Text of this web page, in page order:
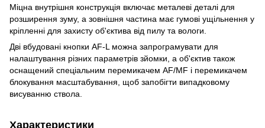
Міцна внутрішня конструкція включає металеві деталі для
розширення зуму, а зовнішня частина має гумові ущільнення у
кріпленні для захисту об'єктива від пилу та вологи.
Дві вбудовані кнопки AF-L можна запрограмувати для
налаштування різних параметрів зйомки, а об'єктив також
оснащений спеціальним перемикачем AF/MF і перемикачем
блокування масштабування, щоб запобігти випадковому
висуванню ствола.
Характеристики